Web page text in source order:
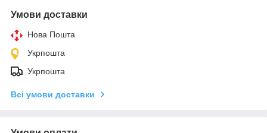
Умови доставки
Нова Пошта
Укрпошта
Укрпошта
Всі умови доставки